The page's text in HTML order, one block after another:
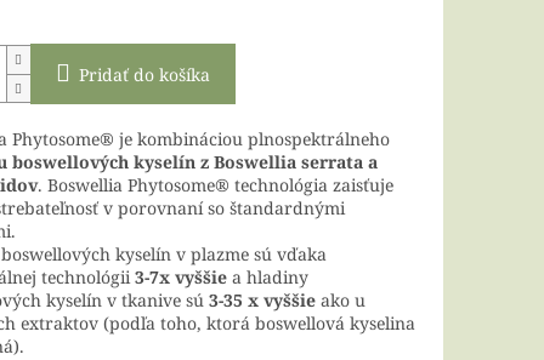
Pridať do košíka
Phytosome® je kombináciou plnospektrálneho
boswellových kyselín z Boswellia serrata a
. Boswellia Phytosome® technológia zaisťuje
v porovnaní so štandardnými
kyselín v plazme sú vďaka
technológii3-7x vyššiea hladiny
kyselín v tkanive sú 3-35 x vyššieako u
extraktov (podľa toho, ktorá boswellová kyselina